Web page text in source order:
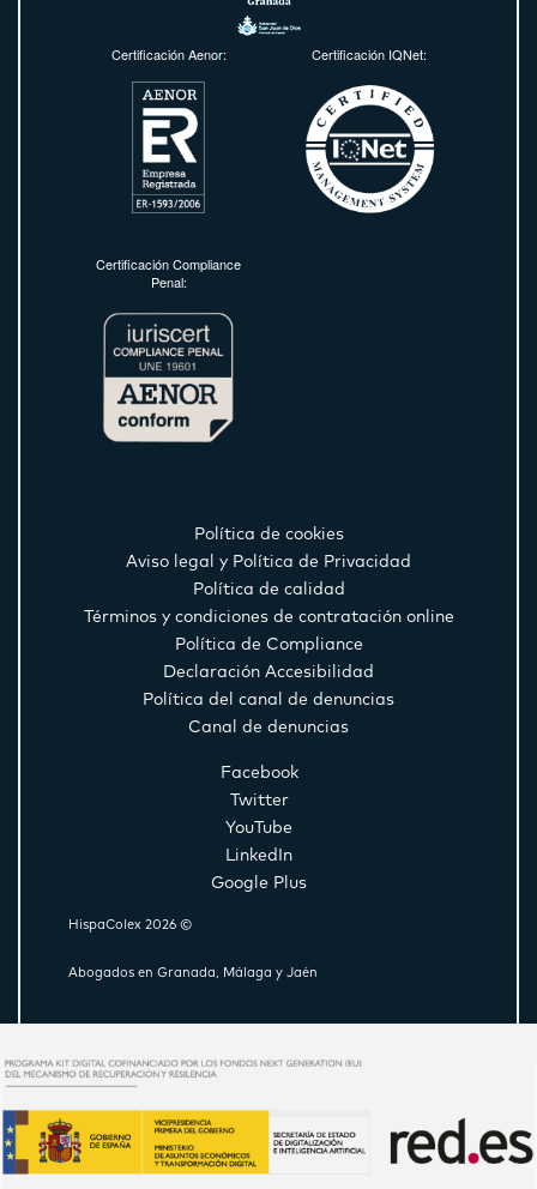
Certificación Aenor: Certificación IQNet:
Certificación Compliance
Penal:
Política de cookies
Aviso legal y Política de Privacidad
Política de calidad
Términos y condiciones de contratación online
Política de Compliance
Declaración Accesibilidad
Política del canal de denuncias
Canal de denuncias
Facebook
Twitter
YouTube
LinkedIn
Google Plus
HispaColex 2026 ©
Abogados en Granada, Málaga y Jaén